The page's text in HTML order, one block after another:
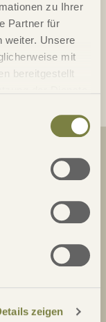
zu Ihrer
Partner für
weiter. Unsere
mit
bereitgestellt
zeigen
Golfreisen
GmbH
verarbeitet
E-Mail erfolgt.